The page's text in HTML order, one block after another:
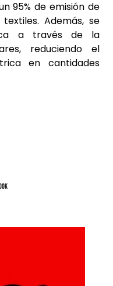
95% de emisión de
Además, se
a través de la
reduciendo el
en cantidades